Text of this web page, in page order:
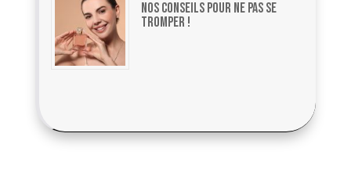
Nos conseils pour ne pas se
tromper !